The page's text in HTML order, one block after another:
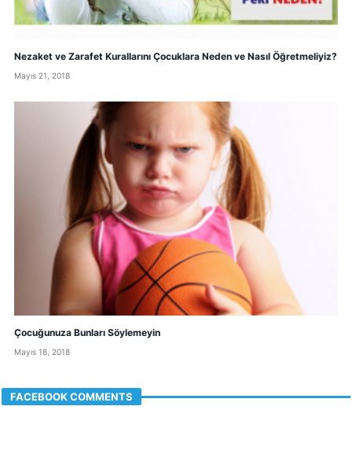
Nezaket ve Zarafet Kurallarını Çocuklara Neden ve Nasıl Öğretmeliyiz?
Mayıs 21, 2018
Çocuğunuza Bunları Söylemeyin
Mayıs 18, 2018
FACEBOOK COMMENTS